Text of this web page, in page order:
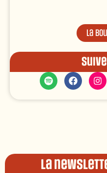
La
La